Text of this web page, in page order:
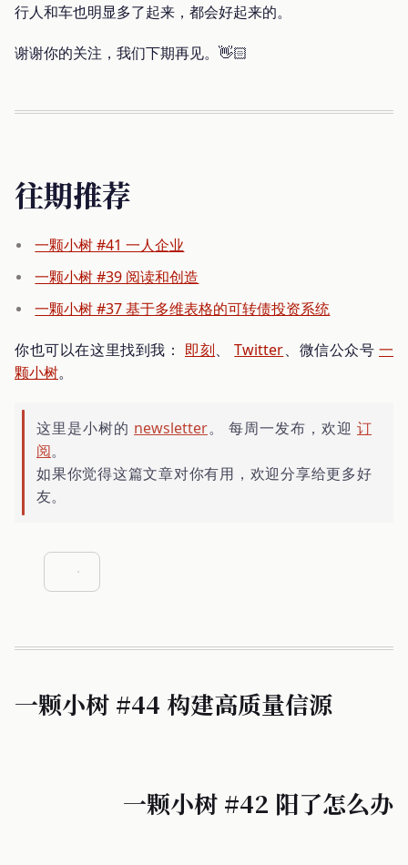
行人和车也明显多了起来，都会好起来的。
谢谢你的关注，我们下期再见。👋🏻
往期推荐
一颗小树 #41 一人企业
一颗小树 #39 阅读和创造
一颗小树 #37 基于多维表格的可转债投资系统
你也可以在这里找到我： 即刻、Twitter、微信公众号一
颗小树。
这里是小树的 newsletter。 每周一发布，欢迎 订
阅。
如果你觉得这篇文章对你有用，欢迎分享给更多好
友。
一颗小树 #44 构建高质量信源
一颗小树 #42 阳了怎么办